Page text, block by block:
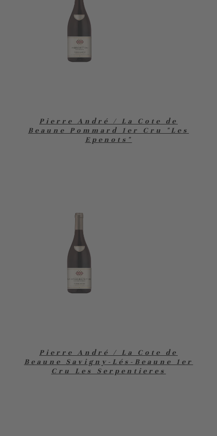
Pierre André / La Cote de
Beaune Pommard 1er Cru "Les
Epenots"
Pierre André / La Cote de
Beaune Savigny-Lés-Beaune 1er
Cru Les Serpentieres